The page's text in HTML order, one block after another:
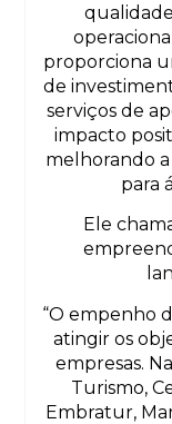
proporciona
de
serviços de
impacto
melhorando
para
Ele
“O empenho
atingir os
empresas.
Turismo,
Embratur,